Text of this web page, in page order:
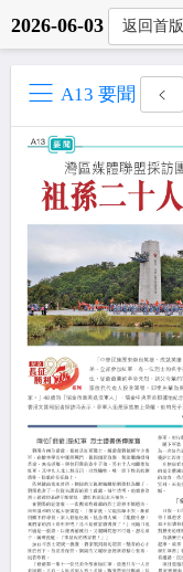
2026-06-03 返回首版
A13 要聞